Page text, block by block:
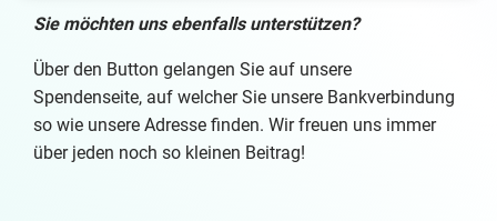
Sie möchten uns ebenfalls unterstützen?
Über den Button gelangen Sie auf unsere
Spendenseite, auf welcher Sie unsere Bankverbindung
so wie unsere Adresse finden. Wir freuen uns immer
über jeden noch so kleinen Beitrag!